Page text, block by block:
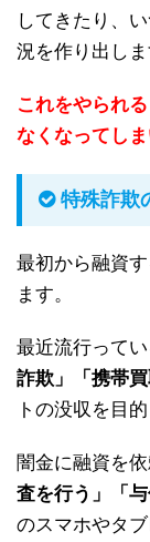
してきたり、
況を作り出しま
これをやられ
なくなってしま
特殊詐欺
最初から融資
ます。
最近流行って
詐欺」「携帯買
トの没収を目
闇金に融資を
査を行う」「与
のスマホやタ